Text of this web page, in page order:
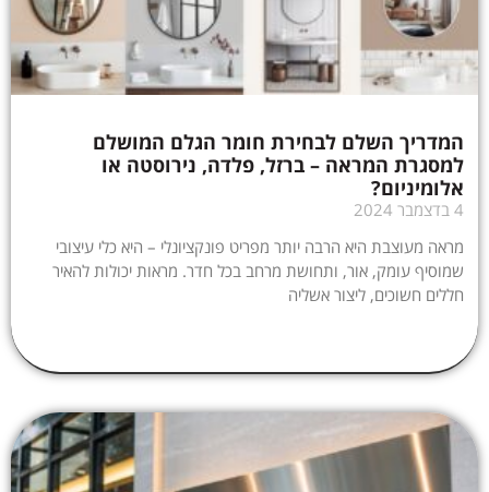
המדריך השלם לבחירת חומר הגלם המושלם
למסגרת המראה – ברזל, פלדה, נירוסטה או
אלומיניום?
4 בדצמבר 2024
מראה מעוצבת היא הרבה יותר מפריט פונקציונלי – היא כלי עיצובי
שמוסיף עומק, אור, ותחושת מרחב בכל חדר. מראות יכולות להאיר
חללים חשוכים, ליצור אשליה